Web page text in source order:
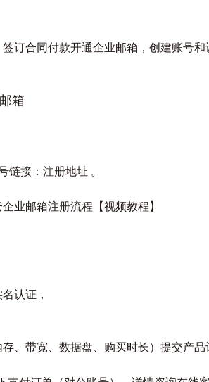
订合同付款开通企业邮箱，创建账号和
链接：注册地址 。
业邮箱注册流程【视频教程】
认证，
、带宽、数据盘、购买时长）提交产品